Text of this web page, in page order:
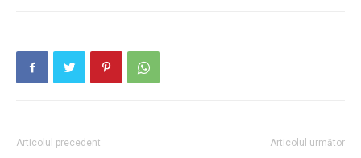
Articolul precedent Articolul următor